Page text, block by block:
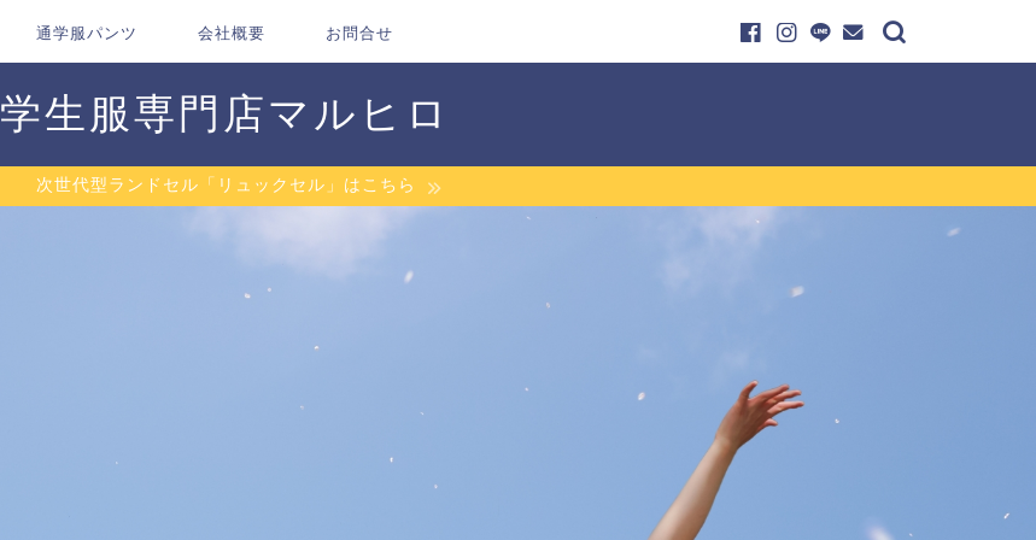
通学服パンツ 会社概要 お問合せ
学生服専門店マルヒロ
次世代型ランドセル「リュックセル」はこちら